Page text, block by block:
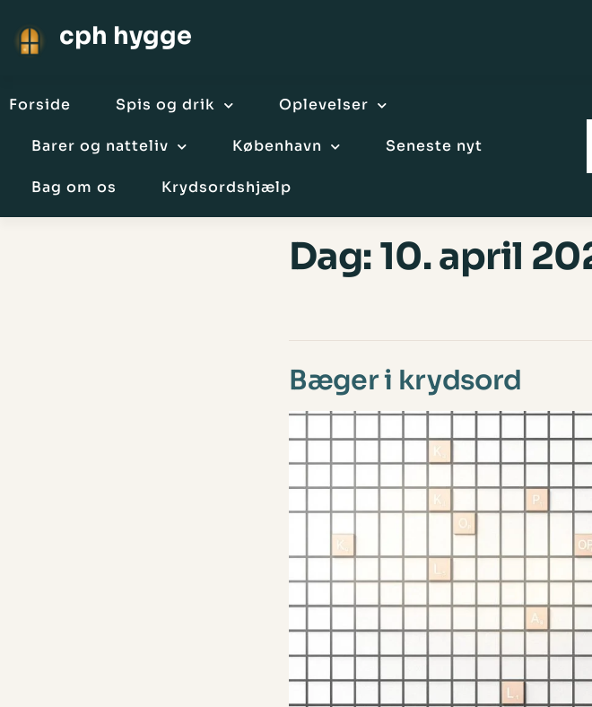
cph hygge
Forside Spis og drik Oplevelser
Barer og natteliv København Seneste nyt
Bag om os Krydsordshjælp
Dag:10. april
Bæger i krydsord